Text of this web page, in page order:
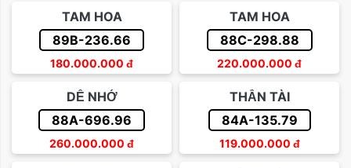
TAM HOA
89B-236.66
180.000.000 đ
TAM HOA
88C-298.88
220.000.000 đ
DỄ NHỚ
88A-696.96
260.000.000 đ
THẦN TÀI
84A-135.79
119.000.000 đ